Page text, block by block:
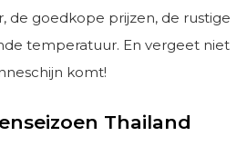
de goedkope prijzen, de rustige
temperatuur. En vergeet niet
komt!
Thailand